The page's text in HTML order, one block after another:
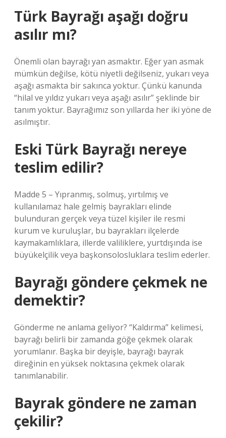
Türk Bayrağı aşağı doğru
asılır mı?
Önemli olan bayrağı yan asmaktır. Eğer yan asmak
mümkün değilse, kötü niyetli değilseniz, yukarı veya
aşağı asmakta bir sakınca yoktur. Çünkü kanunda
“hilal ve yıldız yukarı veya aşağı asılır” şeklinde bir
tanım yoktur. Bayrağımız son yıllarda her iki yöne de
asılmıştır.
Eski Türk Bayrağı nereye
teslim edilir?
Madde 5 – Yıpranmış, solmuş, yırtılmış ve
kullanılamaz hale gelmiş bayrakları elinde
bulunduran gerçek veya tüzel kişiler ile resmi
kurum ve kuruluşlar, bu bayrakları ilçelerde
kaymakamlıklara, illerde valiliklere, yurtdışında ise
büyükelçilik veya başkonsolosluklara teslim ederler.
Bayrağı göndere çekmek ne
demektir?
Gönderme ne anlama geliyor? “Kaldırma” kelimesi,
bayrağı belirli bir zamanda göğe çekmek olarak
yorumlanır. Başka bir deyişle, bayrağı bayrak
direğinin en yüksek noktasına çekmek olarak
tanımlanabilir.
Bayrak göndere ne zaman
çekilir?